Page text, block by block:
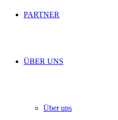
PARTNER
ÜBER UNS
Über uns